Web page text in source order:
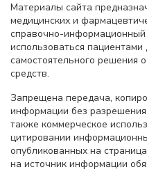
Материалы сайта
медицинских и
справочно-
использоваться пациентами
самостоятельного решения
средств.
Запрещена передача,
информации без
также коммерческое
цитировании
опубликованных на
на источник информации